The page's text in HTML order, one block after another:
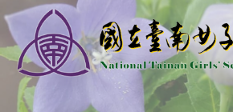
跳
轉
至